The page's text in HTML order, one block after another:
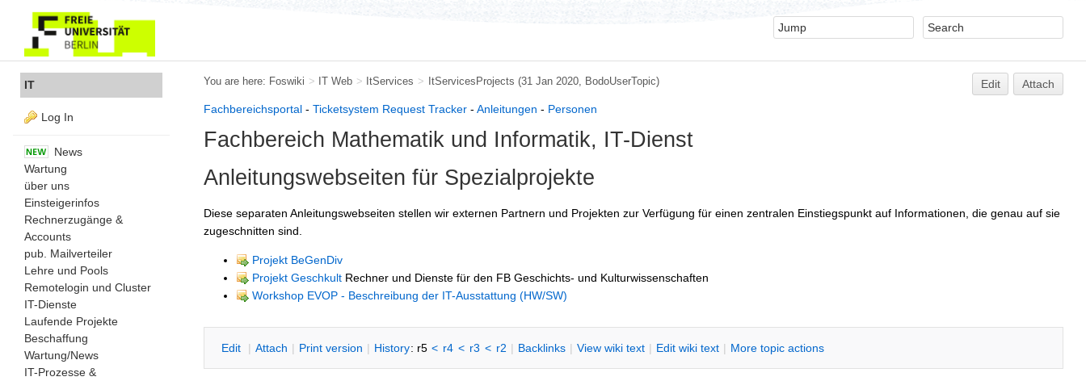
You are here: Foswiki > IT Web > ItServices > ItServicesProjects (31 Jan 2020, BodoUserTopic) Edit
Attach
Fachbereichsportal - Ticketsystem Request Tracker - Anleitungen - Personen
Fachbereich Mathematik und Informatik, IT-Dienst
Anleitungswebseiten für Spezialprojekte
Diese separaten Anleitungswebseiten stellen wir externen Partnern und Projekten zur Verfügung für einen zentralen Einstiegspunkt auf Informationen, die genau auf sie
zugeschnitten sind.
Projekt BeGenDiv
Projekt Geschkult Rechner und Dienste für den FB Geschichts- und Kulturwissenschaften
Workshop EVOP - Beschreibung der IT-Ausstattung (HW/SW)
Edit | Attach | Print version | History: r5 < r4 < r3 < r2 | Backlinks | View wiki text | Edit wiki text | More topic actions
IT
Log In
News
Wartung
über uns
Einsteigerinfos
Rechnerzugänge &
Accounts
pub. Mailverteiler
Lehre und Pools
Remotelogin und Cluster
IT-Dienste
Laufende Projekte
Beschaffung
Wartung/News
IT-Prozesse &